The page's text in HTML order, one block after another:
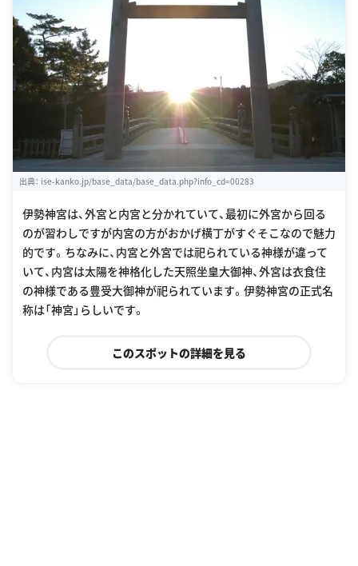
出典： ise-kanko.jp/base_data/base_data.php?info_cd=00283
伊勢神宮は、外宮と内宮と分かれていて、最初に外宮から回る
のが習わしですが内宮の方がおかげ横丁がすぐそこなので魅力
的です。ちなみに、内宮と外宮では祀られている神様が違って
いて、内宮は太陽を神格化した天照坐皇大御神、外宮は衣食住
の神様である豊受大御神が祀られています。伊勢神宮の正式名
称は「神宮」らしいです。
このスポットの詳細を見る